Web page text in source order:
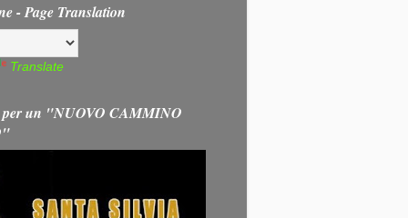
- Page Translation
Translate
per un "NUOVO CAMMINO